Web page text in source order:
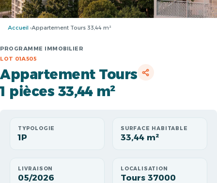
Accueil Appartement Tours 33,44 m²
PROGRAMME IMMOBILIER
LOT 01A505
Appartement Tours
1 pièces 33,44 m²
TYPOLOGIE
1P
SURFACE HABITABLE
33,44 m²
LIVRAISON
05/2026
LOCALISATION
Tours 37000